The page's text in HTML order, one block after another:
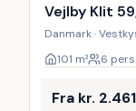
Vejlby Klit
Danmark ·
101 m² 6 pers.
Fra kr. 2.461